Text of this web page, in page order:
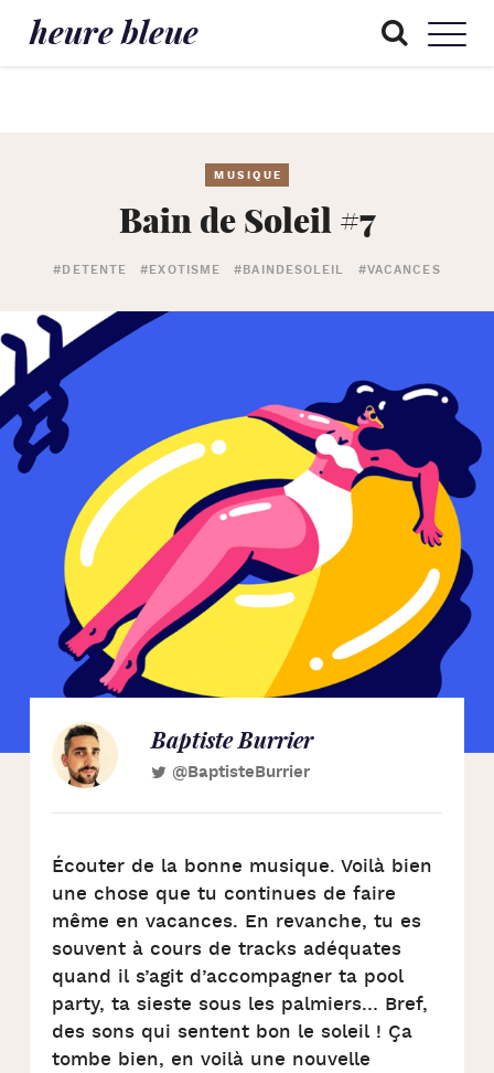
heure bleue
MUSIQUE
Bain de Soleil #7
#DETENTE #EXOTISME #BAINDESOLEIL #VACANCES
Baptiste Burrier
@BaptisteBurrier
Écouter de la bonne musique. Voilà bien
une chose que tu continues de faire
même en vacances. En revanche, tu es
souvent à cours de tracks adéquates
quand il s’agit d’accompagner ta pool
party, ta sieste sous les palmiers… Bref,
des sons qui sentent bon le soleil ! Ça
tombe bien, en voilà une nouvelle